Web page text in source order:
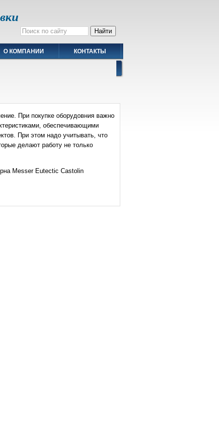
О КОМПАНИИ КОНТАКТЫ
При покупке оборудовния важно
обеспечивающими
При этом надо учитывать, что
делают работу не только
Messer Eutectic Castolin